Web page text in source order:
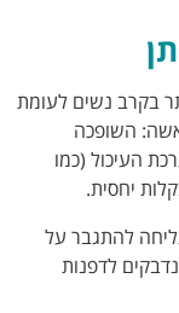
בקרב נשים לעומת
השופכה
העיכול (כמו
להתגבר על
לדפנות